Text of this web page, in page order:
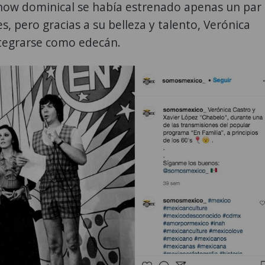
dominical se había estrenado apenas un par
pero gracias a su belleza y talento, Verónica
como edecán.